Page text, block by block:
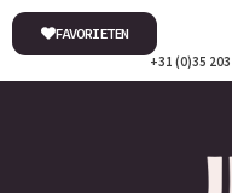
+31 (0)35
FAVORIETEN